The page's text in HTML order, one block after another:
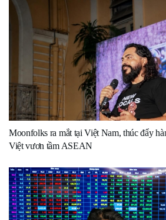
Moonfolks ra mắt tại Việt Nam, thúc đẩy
Việt vươn tầm ASEAN